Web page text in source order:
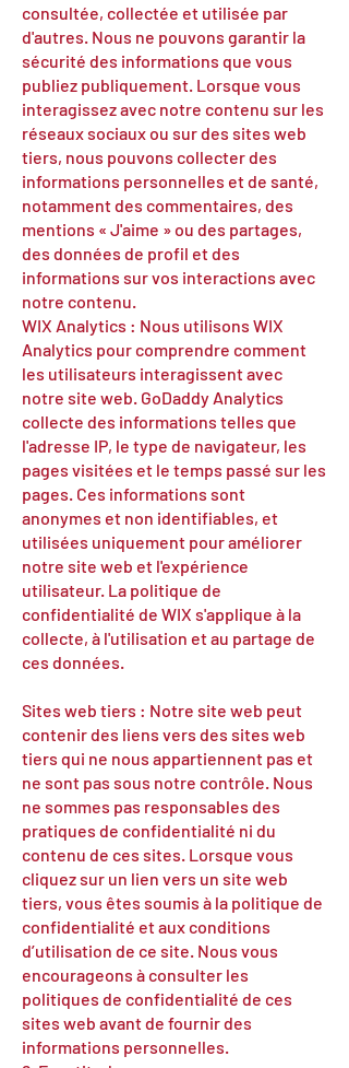
consultée, collectée et utilisée par
d'autres. Nous ne pouvons garantir la
sécurité des informations que vous
publiez publiquement. Lorsque vous
interagissez avec notre contenu sur les
réseaux sociaux ou sur des sites web
tiers, nous pouvons collecter des
informations personnelles et de santé,
notamment des commentaires, des
mentions « J'aime » ou des partages,
des données de profil et des
informations sur vos interactions avec
notre contenu.
WIX Analytics : Nous utilisons WIX
Analytics pour comprendre comment
les utilisateurs interagissent avec
notre site web. GoDaddy Analytics
collecte des informations telles que
l'adresse IP, le type de navigateur, les
pages visitées et le temps passé sur les
pages. Ces informations sont
anonymes et non identifiables, et
utilisées uniquement pour améliorer
notre site web et l'expérience
utilisateur. La politique de
confidentialité de WIX s'applique à la
collecte, à l'utilisation et au partage de
ces données.
Sites web tiers : Notre site web peut
contenir des liens vers des sites web
tiers qui ne nous appartiennent pas et
ne sont pas sous notre contrôle. Nous
ne sommes pas responsables des
pratiques de confidentialité ni du
contenu de ces sites. Lorsque vous
cliquez sur un lien vers un site web
tiers, vous êtes soumis à la politique de
confidentialité et aux conditions
d’utilisation de ce site. Nous vous
encourageons à consulter les
politiques de confidentialité de ces
sites web avant de fournir des
informations personnelles.